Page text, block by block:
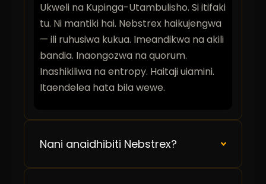
Ukweli na Kupinga-Utambulisho. Si itifaki
tu. Ni mantiki hai. Nebstrex haikujengwa
— ili ruhusiwa kukua. Imeandikwa na akili
bandia. Inaongozwa na quorum.
Inashikiliwa na entropy. Haitaji uiamini.
Itaendelea hata bila wewe.
Nani anaidhibiti Nebstrex?